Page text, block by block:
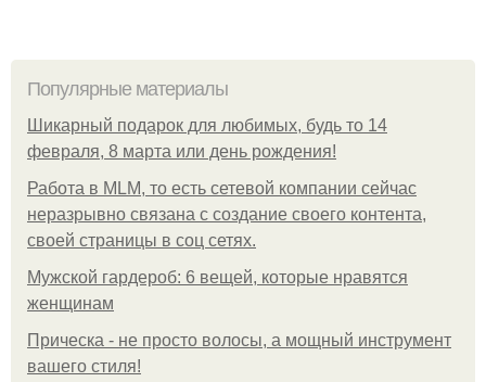
Популярные материалы
Шикарный подарок для любимых, будь то 14
февраля, 8 марта или день рождения!
Работа в MLM, то есть сетевой компании сейчас
неразрывно связана с создание своего контента,
своей страницы в соц сетях.
Мужской гардероб: 6 вещей, которые нравятся
женщинам
Прическа - не просто волосы, а мощный инструмент
вашего стиля!